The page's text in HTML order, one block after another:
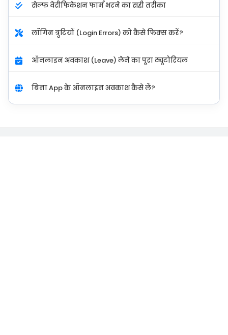
सेल्फ वेरीफिकेशन फार्म भरने का सही तरीका
लॉगिन त्रुटियों (Login Errors) को कैसे फिक्स करें?
ऑनलाइन अवकाश (Leave) लेने का पूरा ट्यूटोरियल
बिना App के ऑनलाइन अवकाश कैसे लें?